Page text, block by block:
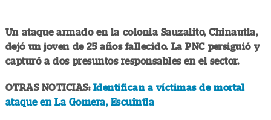
Un ataque armado en la colonia Sauzalito, Chinautla,
dejó un joven de 25 años fallecido. La PNC persiguió y
capturó a dos presuntos responsables en el sector.
OTRAS NOTICIAS:Identifican a víctimas de mortal
ataque en La Gomera, Escuintla